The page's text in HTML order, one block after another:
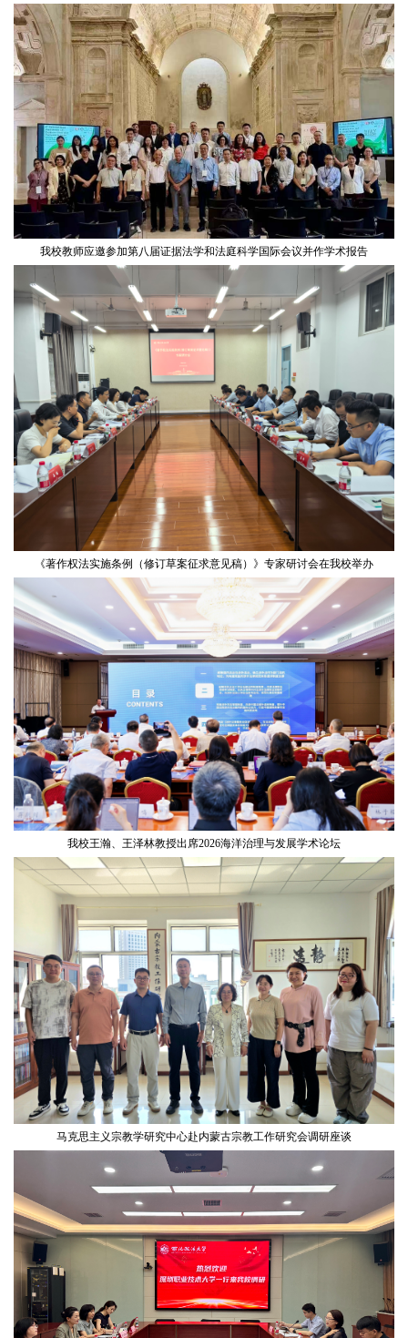
我校教师应邀参加第八届证据法学和法庭科学国际会议并作学术报告
《著作权法实施条例（修订草案征求意见稿）》专家研讨会在我校举办
我校王瀚、王泽林教授出席2026海洋治理与发展学术论坛
马克思主义宗教学研究中心赴内蒙古宗教工作研究会调研座谈